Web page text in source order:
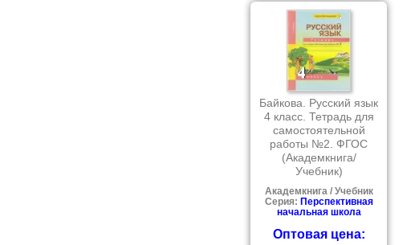
Байкова. Русский язык
4 класс. Тетрадь для
самостоятельной
работы №2. ФГОС
(Академкнига/
Учебник)
Академкнига / Учебник
Серия: Перспективная
начальная школа
Оптовая цена: